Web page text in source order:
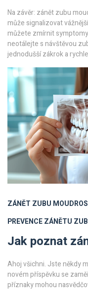
Na závěr: zánět zubu
může signalizovat
můžete zmírnit
neotálejte s návštěvou
jednodušší zákrok a
ZÁNĚT ZUBU
PREVENCE ZÁNĚTU
Jak poznat
Ahoj všichni. Jste někdy
novém příspěvku se
příznaky mohou